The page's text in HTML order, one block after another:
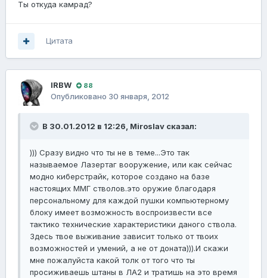
Ты откуда камрад?
Цитата
lRBW 88
Опубликовано 30 января, 2012
В 30.01.2012 в 12:26, Miroslav сказал:
))) Сразу видно что ты не в теме...Это так
называемое Лазертаг вооружение, или как сейчас
модно киберстрайк, которое создано на базе
настоящих ММГ стволов.это оружие благодаря
персональному для каждой пушки компьютерному
блоку имеет возможность воспроизвести все
тактико технические характеристики даного ствола.
Здесь твое выживание зависит только от твоих
возможностей и умений, а не от доната))).И скажи
мне пожалуйста какой толк от того что ты
просиживаешь штаны в ЛА2 и тратишь на это время